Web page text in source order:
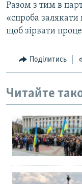
Разом з тим в
«спроба залякати
щоб зірвати
Поділитись
Читайте